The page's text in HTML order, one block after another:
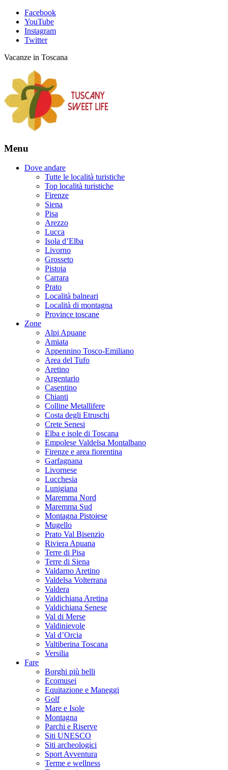
Facebook
YouTube
Instagram
Twitter
Vacanze in Toscana
Menu
Dove andare
Tutte le località turistiche
Top località turistiche
Firenze
Siena
Pisa
Arezzo
Lucca
Isola d’Elba
Livorno
Grosseto
Pistoia
Carrara
Prato
Località balneari
Località di montagna
Province toscane
Zone
Alpi Apuane
Amiata
Appennino Tosco-Emiliano
Area del Tufo
Aretino
Argentario
Casentino
Chianti
Colline Metallifere
Costa degli Etruschi
Crete Senesi
Elba e isole di Toscana
Empolese Valdelsa Montalbano
Firenze e area fiorentina
Garfagnana
Livornese
Lucchesia
Lunigiana
Maremma Nord
Maremma Sud
Montagna Pistoiese
Mugello
Prato Val Bisenzio
Riviera Apuana
Terre di Pisa
Terre di Siena
Valdarno Aretino
Valdelsa Volterrana
Valdera
Valdichiana Aretina
Valdichiana Senese
Val di Merse
Valdinievole
Val d’Orcia
Valtiberina Toscana
Versilia
Fare
Borghi più belli
Ecomusei
Equitazione e Maneggi
Golf
Mare e Isole
Montagna
Parchi e Riserve
Siti UNESCO
Siti archeologici
Sport Avventura
Terme e wellness